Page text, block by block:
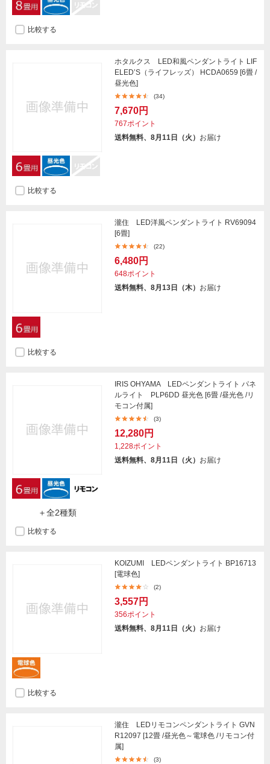
比較する
ホタルクス LED和風ペンダントライト LIF
ELED’S（ライフレッズ） HCDA0659 [6畳 /
昼光色]
(34)
7,670円
767ポイント
送料無料、8月11日（火） お届け
比較する
瀧住 LED洋風ペンダントライト RV69094
[6畳]
(22)
6,480円
648ポイント
送料無料、8月13日（木） お届け
比較する
＋全2種類
IRIS OHYAMA LEDペンダントライト パネ
ルライト PLP6DD 昼光色 [6畳 /昼光色 /リ
モコン付属]
(3)
12,280円
1,228ポイント
送料無料、8月11日（火） お届け
比較する
KOIZUMI LEDペンダントライト BP16713
[電球色]
(2)
3,557円
356ポイント
送料無料、8月11日（火） お届け
比較する
瀧住 LEDリモコンペンダントライト GVN
R12097 [12畳 /昼光色～電球色 /リモコン付
属]
(3)